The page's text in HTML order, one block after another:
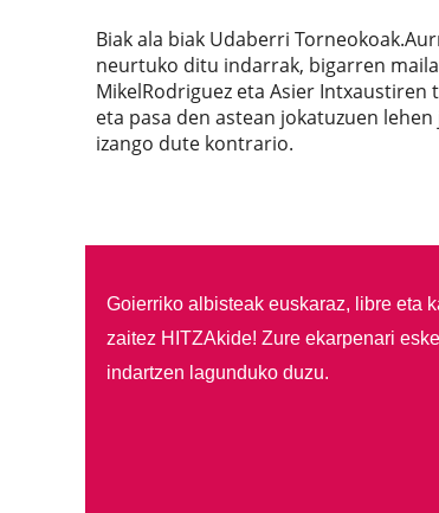
Biak ala biak Udaberri
neurtuko ditu indarrak, bigarren
MikelRodriguez eta Asier
eta pasa den astean jokatuzuen
izango dute kontrario.
Goierriko albisteak euskaraz, libre eta
zaitez HITZAkide! Zure ekarpenari
indartzen lagunduko duzu.